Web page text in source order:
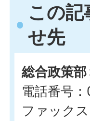
この
せ先
総合政策
電話番号
ファック